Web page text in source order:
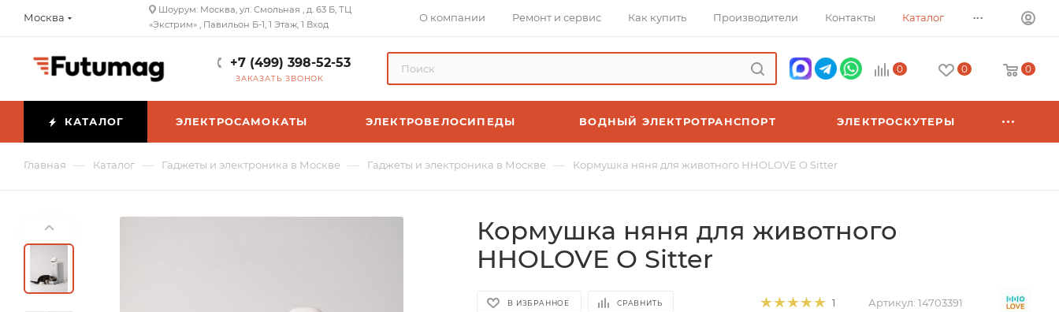
Москва
Шоурум: Москва, ул. Смольная , д. 63 Б, ТЦ
«Экстрим» , Павильон Б-1, 1 Этаж, 1 Вход
О компании Ремонт и сервис Как купить Производители Контакты Каталог ...
+7 (499) 398-52-53
ЗАКАЗАТЬ ЗВОНОК
0 0 0
КАТАЛОГ ЭЛЕКТРОСАМОКАТЫ ЭЛЕКТРОВЕЛОСИПЕДЫ ВОДНЫЙ ЭЛЕКТРОТРАНСПОРТ ЭЛЕКТРОСКУТЕРЫ
Главная — Каталог — Гаджеты и электроника в Москве — Гаджеты и электроника в Москве — Кормушка няня для животного HHOLOVE O Sitter
Кормушка няня для животного
HHOLOVE O Sitter
В ИЗБРАННОЕ СРАВНИТЬ 1 Артикул: 14703391